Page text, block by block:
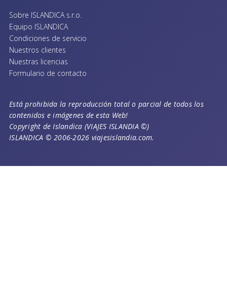
Sobre ISLANDICA s.r.o.
Equipo ISLANDICA
Condiciones de servicio
Nuestros clientes
Nuestras licencias
Formulario de contacto
Está prohibida la reproducción total o parcial de todos los
contenidos e imágenes de esta Web!
Copyright de Islandica (VIAJES ISLANDIA ©)
ISLANDICA © 2006-2026 viajesislandia.com.